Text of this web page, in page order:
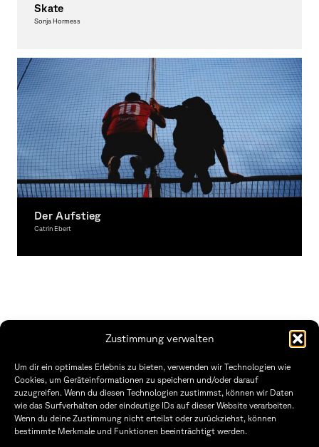
Zustimmung verwalten
Um dir ein optimales Erlebnis zu bieten, verwenden wir Technologien wie
Cookies, um Geräteinformationen zu speichern und/oder darauf
zuzugreifen. Wenn du diesen Technologien zustimmst, können wir Daten
wie das Surfverhalten oder eindeutige IDs auf dieser Website verarbeiten.
Wenn du deine Zustimmung nicht erteilst oder zurückziehst, können
bestimmte Merkmale und Funktionen beeinträchtigt werden.
Skate
Sonja Hormess
Der Aufstieg
Catrin Ebert
Technische Hochschule
Würzburg-Schweinfurt
Sanderheinrichsleitenweg 20
97074 Würzburg
Öffnungszeiten Dekanat
Montag – Freitag
8:30 – 12:00
Dienstag & Donnerstag
8:30 – 15:30